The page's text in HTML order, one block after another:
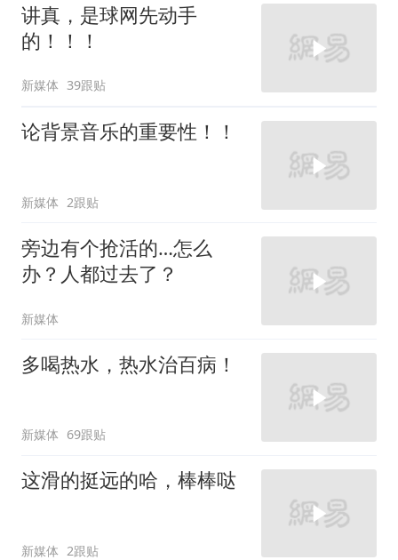
讲真，是球网先动手
的！！！
新媒体 39跟贴
论背景音乐的重要性！！
新媒体 2跟贴
旁边有个抢活的…怎么
办？人都过去了？
新媒体
多喝热水，热水治百病！
新媒体 69跟贴
这滑的挺远的哈，棒棒哒
新媒体 2跟贴